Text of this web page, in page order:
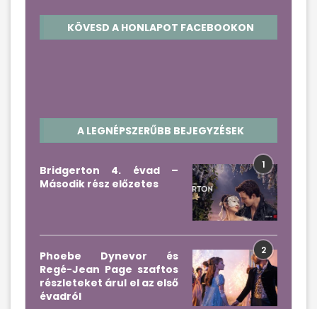
KÖVESD A HONLAPOT FACEBOOKON
A LEGNÉPSZERŰBB BEJEGYZÉSEK
1
Bridgerton 4. évad –
Második rész előzetes
2
Phoebe Dynevor és
Regé-Jean Page szaftos
részleteket árul el az első
évadról